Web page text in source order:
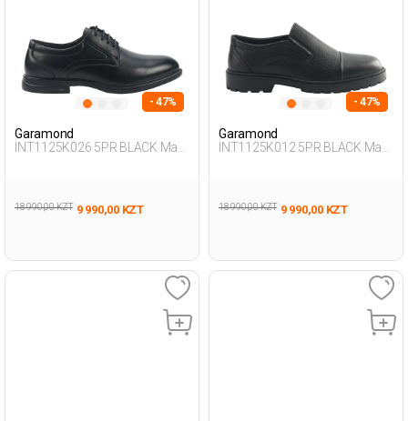
- 47%
Garamond
INT1125K026 5PR BLACK Man
18 990,00 KZT 9 990,00 KZT
- 47%
Garamond
INT1125K012 5PR BLACK Man
18 990,00 KZT 9 990,00 KZT